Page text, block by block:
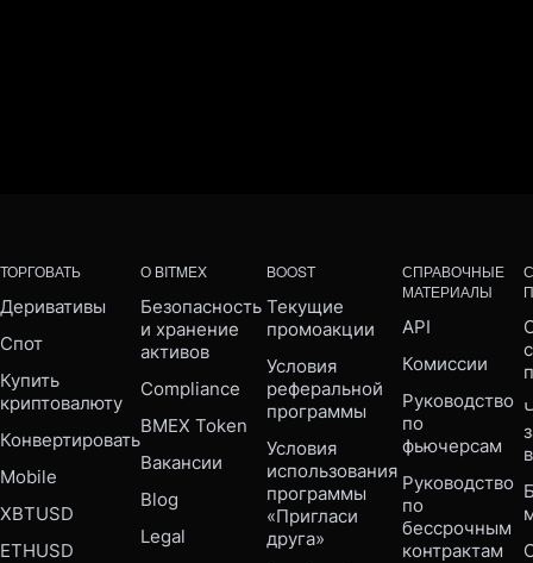
ТОРГОВАТЬ
Деривативы
Спот
Купить
криптовалюту
Конвертировать
Mobile
XBTUSD
ETHUSD
О BITMEX
Безопасность
и хранение
активов
Compliance
BMEX Token
Вакансии
Blog
Legal
BOOST
Текущие
промоакции
Условия
реферальной
программы
Условия
использования
программы
«Пригласи
друга»
СПРАВОЧНЫЕ
МАТЕРИАЛЫ
API
Комиссии
Руководство
по
фьючерсам
Руководство
по
бессрочным
контрактам